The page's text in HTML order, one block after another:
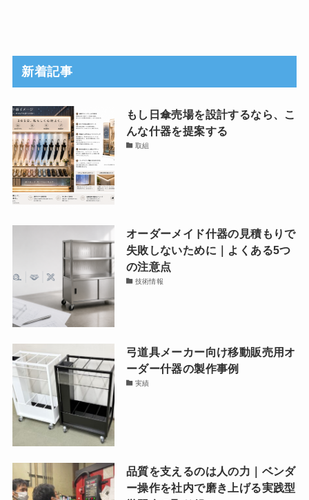
新着記事
もし日傘売場を設計するなら、こ
んな什器を提案する
取組
オーダーメイド什器の見積もりで
失敗しないために｜よくある5つ
の注意点
技術情報
弓道具メーカー向け移動販売用オ
ーダー什器の製作事例
実績
品質を支えるのは人の力｜ベンダ
ー操作を社内で磨き上げる実践型